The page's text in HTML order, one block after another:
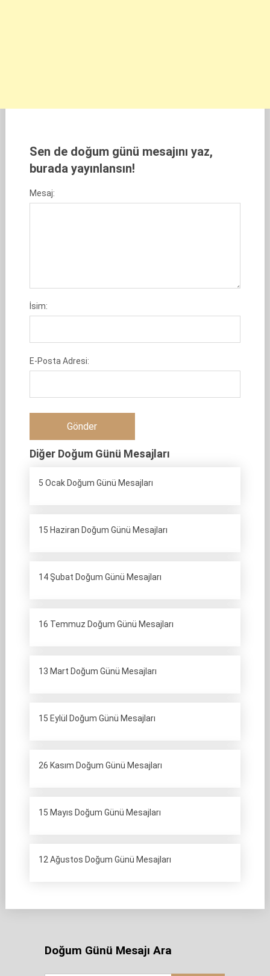
Sen de doğum günü mesajını yaz,
burada yayınlansın!
Mesaj:
İsim:
E-Posta Adresi:
Diğer Doğum Günü Mesajları
5 Ocak Doğum Günü Mesajları
15 Haziran Doğum Günü Mesajları
14 Şubat Doğum Günü Mesajları
16 Temmuz Doğum Günü Mesajları
13 Mart Doğum Günü Mesajları
15 Eylül Doğum Günü Mesajları
26 Kasım Doğum Günü Mesajları
15 Mayıs Doğum Günü Mesajları
12 Ağustos Doğum Günü Mesajları
Doğum Günü Mesajı Ara